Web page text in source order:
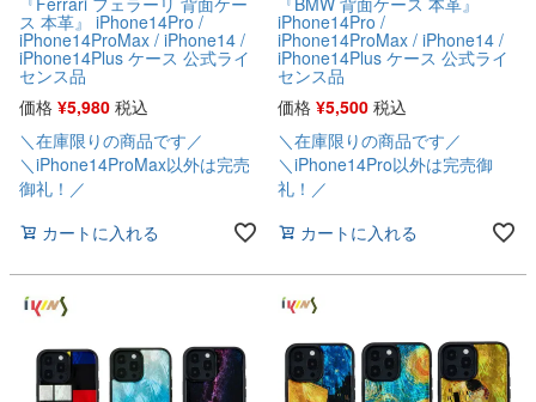
ス 本革』 iPhone14Pro /
iPhone14ProMax / iPhone14 /
iPhone14Plus ケース 公式ライ
センス品
価格 ¥5,980 税込
＼在庫限りの商品です／
＼iPhone14ProMax以外は完売
御礼！／
カートに入れる
iPhone14Pro /
iPhone14ProMax / iPhone14 /
iPhone14Plus ケース 公式ライ
センス品
価格 ¥5,500 税込
＼在庫限りの商品です／
＼iPhone14Pro以外は完売御
礼！／
カートに入れる